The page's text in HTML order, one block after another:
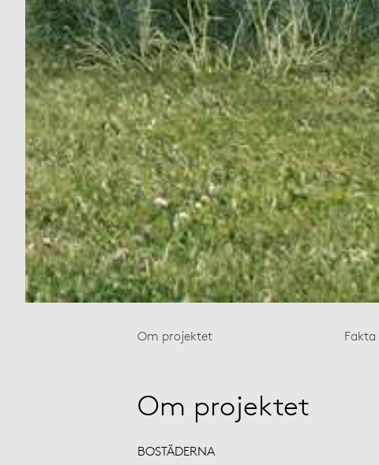
Om projektet Fakta
Om projektet
BOSTÄDERNA